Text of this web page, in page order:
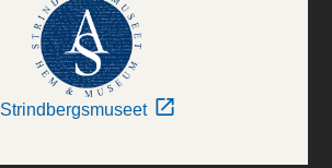
Strindbergsmuseet